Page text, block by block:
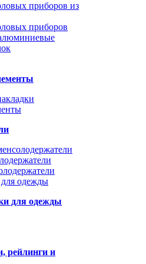
приборов из
приборов
для одежды
рейлинги и